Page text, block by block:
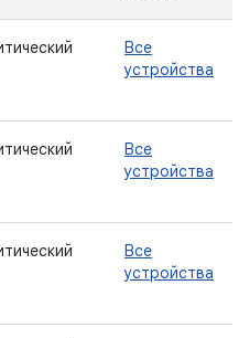
Все
устройства
Все
устройства
Все
устройства